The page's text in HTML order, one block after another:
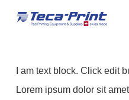
content
I am text block. Click edit
Lorem ipsum dolor sit